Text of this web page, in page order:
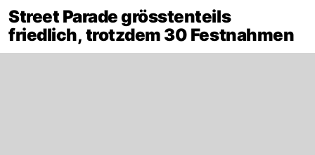
Street Parade grösstenteils
friedlich, trotzdem 30 Festnahmen